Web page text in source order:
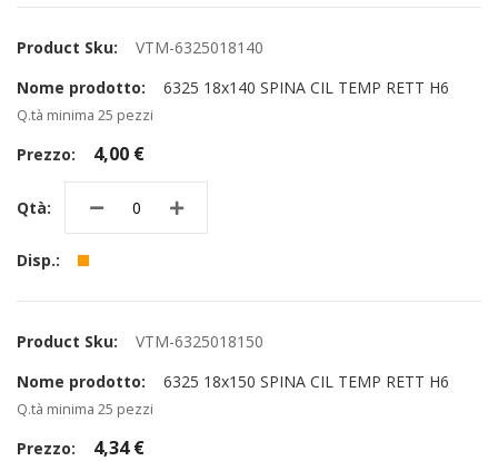
VTM-6325018140
6325 18x140 SPINA CIL TEMP RETT H6
Q.tà minima 25 pezzi
4,00 €
VTM-6325018150
6325 18x150 SPINA CIL TEMP RETT H6
Q.tà minima 25 pezzi
4,34 €